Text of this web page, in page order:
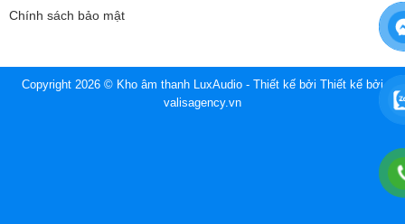
Chính sách bảo mật
Copyright 2026 © Kho âm thanh LuxAudio - Thiết kế bởi Thiết kế bởi
valisagency.vn